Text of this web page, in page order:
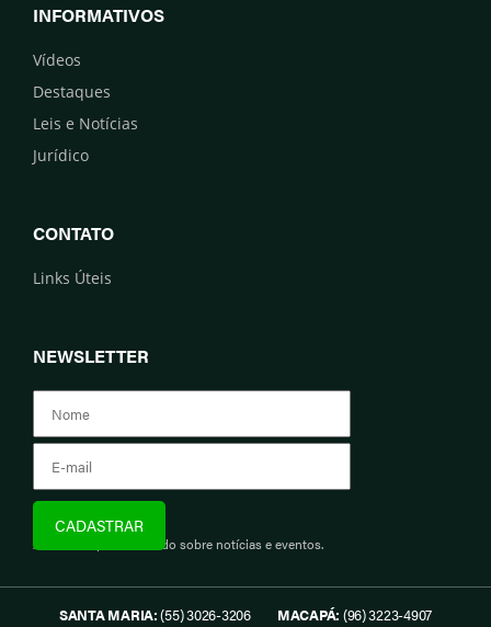
INFORMATIVOS
Vídeos
Destaques
Leis e Notícias
Jurídico
CONTATO
Links Úteis
NEWSLETTER
Assine e fique informado sobre notícias e eventos.
SANTA MARIA:(55) 3026-3206 MACAPÁ: (96) 3223-4907